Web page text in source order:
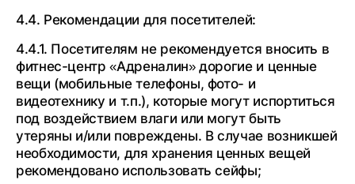
4.4. Рекомендации для посетителей:
4.4.1. Посетителям не рекомендуется вносить в
фитнес-центр «Адреналин» дорогие и ценные
вещи (мобильные телефоны, фото- и
видеотехнику и т.п.), которые могут испортиться
под воздействием влаги или могут быть
утеряны и/или повреждены. В случае возникшей
необходимости, для хранения ценных вещей
рекомендовано использовать сейфы;